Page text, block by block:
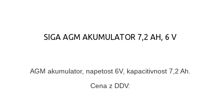
SIGA AGM AKUMULATOR 7,2 AH, 6 V
AGM akumulator, napetost 6V, kapacitivnost 7,2 Ah.
Cena z DDV: